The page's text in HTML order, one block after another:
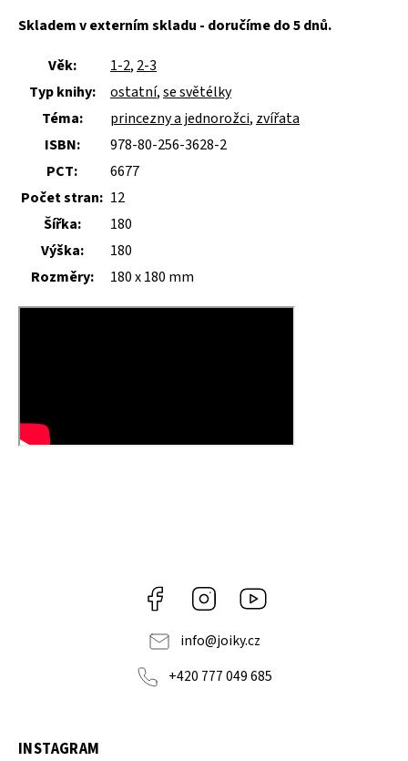
Skladem v externím skladu - doručíme do 5 dnů.
Věk:
1-2, 2-3
Typ knihy:
ostatní,se světélky
Téma:
princezny a jednorožci, zvířata
ISBN:
978-80-256-3628-2
PCT:
6677
Počet stran: 12
Šířka:
180
Výška:
180
Rozměry:
180 x 180 mm
Facebook Instagram
info@joiky.cz
+420 777 049 685
INSTAGRAM